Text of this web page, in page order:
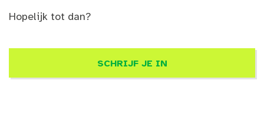
Hopelijk tot dan?
SCHRIJF JE IN